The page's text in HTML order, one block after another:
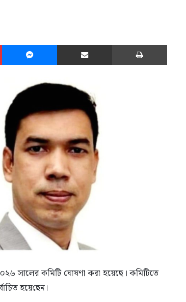
Pinterest Messenger Share via Email Print
সালের কমিটি ঘোষণা করা হয়েছে। কমিটিতে
হয়ে‌ছেন।